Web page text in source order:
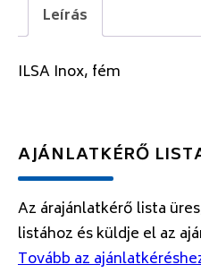
Leírás
ILSA Inox, fém
AJÁNLATKÉRŐ
Az árajánlatkérő lista
listához és küldje el az
Tovább az